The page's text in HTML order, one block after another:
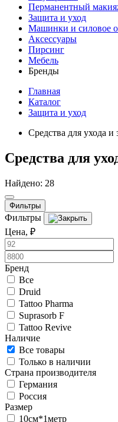
Перманентный
Защита и уход
Машинки и силовое
Аксессуары
Пирсинг
Мебель
Бренды
Главная
Каталог
Защита и уход
Средства для ухода и
Средства для
Найдено: 28
Фильтры
Фильтры
Цена, ₽
Бренд
Все
Druid
Tattoo Pharma
Suprasorb F
Tattoo Revive
Наличие
Все товары
Только в наличии
Страна производителя
Германия
Россия
Размер
10см*1метр